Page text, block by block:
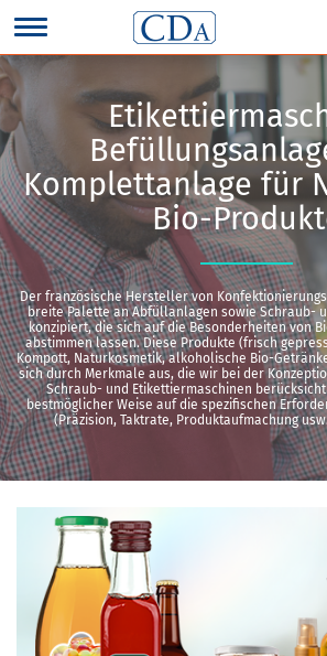
Komplettanlage für
Bio-
Der französische Hersteller von
breite Palette an Abfüllanlagen sowie Schraub-
konzipiert, die sich auf die Besonderheiten von
abstimmen lassen. Diese Produkte (frisch
Kompott, Naturkosmetik, alkoholische Bio-
sich durch Merkmale aus, die wir bei der
Schraub- und Etikettiermaschinen
bestmöglicher Weise auf die spezifischen
(Präzision, Taktrate, Produktaufmachung